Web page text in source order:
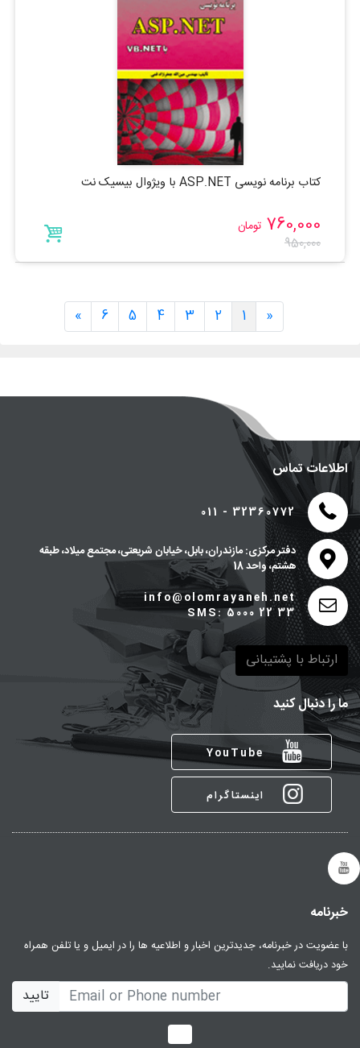
کتاب برنامه نویسی ASP.NET با ویژوال بیسیک نت
760,000 تومان
950,000
«
1
2
3
4
5
6
»
اطلاعات تماس
011 - 32360772
دفتر مرکزی: مازندران، بابل، خیابان شریعتی، مجتمع میلاد، طبقه
هشتم، واحد 18
info@olomrayaneh.net
SMS: 5000 22 33
ارتباط با پشتیبانی
ما را دنبال کنید
YouTube
اینستاگرام
خبرنامه
با عضویت در خبرنامه، جدیدترین اخبار و اطلاعیه ها را در ایمیل و یا تلفن همراه
خود دریافت نمایید.
تایید